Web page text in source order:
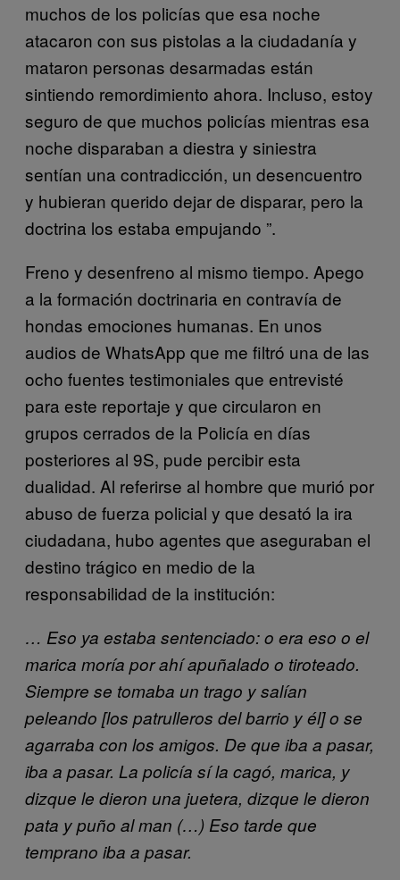
muchos de los policías que esa noche
atacaron con sus pistolas a la ciudadanía y
mataron personas desarmadas están
sintiendo remordimiento ahora. Incluso, estoy
seguro de que muchos policías mientras esa
noche disparaban a diestra y siniestra
sentían una contradicción, un desencuentro
y hubieran querido dejar de disparar, pero la
doctrina los estaba empujando ”.
Freno y desenfreno al mismo tiempo. Apego
a la formación doctrinaria en contravía de
hondas emociones humanas. En unos
audios de WhatsApp que me filtró una de las
ocho fuentes testimoniales que entrevisté
para este reportaje y que circularon en
grupos cerrados de la Policía en días
posteriores al 9S, pude percibir esta
dualidad. Al referirse al hombre que murió por
abuso de fuerza policial y que desató la ira
ciudadana, hubo agentes que aseguraban el
destino trágico en medio de la
responsabilidad de la institución:
… Eso ya estaba sentenciado: o era eso o el
marica moría por ahí apuñalado o tiroteado.
Siempre se tomaba un trago y salían
peleando [los patrulleros del barrio y él] o se
agarraba con los amigos. De que iba a pasar,
iba a pasar. La policía sí la cagó, marica, y
dizque le dieron una juetera, dizque le dieron
pata y puño al man (…) Eso tarde que
temprano iba a pasar.